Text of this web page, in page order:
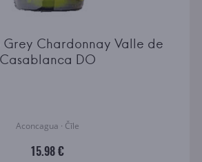
Grey Chardonnay Valle de
Casablanca DO
Aconcagua · Čīle
15.98 €